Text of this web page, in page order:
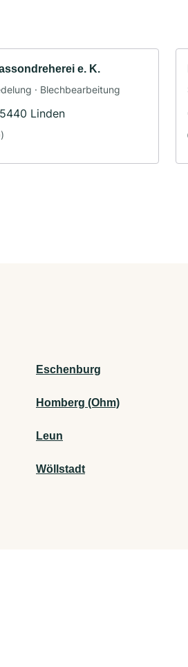
e. K.
· Blechbearbeitung
Linden
Eschenburg
Homberg (Ohm)
Leun
Wöllstadt